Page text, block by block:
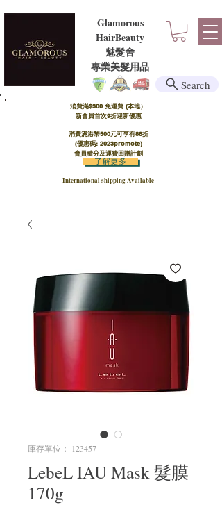
Glamorous
HairBeauty
魅髮舍
​​專業美髮用品
消費滿$300 免運費 (本地）​
新會員首次9折迎新優惠
消費滿港幣500元可享有88折
(優惠碼: 2023promote)
會員積分及運費回贈計劃
International shipping Available
了解更多
Search
庫存單位： 123457
LebeL IAU Mask 髮膜
170g